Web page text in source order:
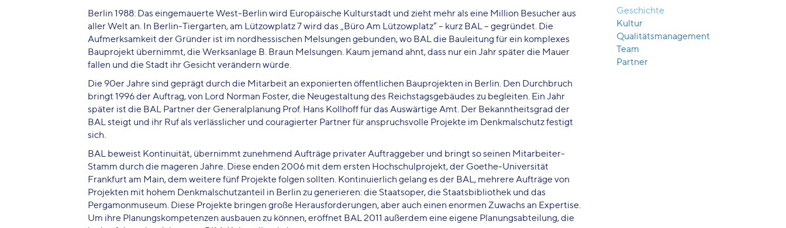
Berlin 1988: Das eingemauerte West-Berlin wird Europäische Kulturstadt und zieht mehr als eine Million Besucher aus
aller Welt an. In Berlin-Tiergarten, am Lützowplatz 7 wird das „Büro Am Lützowplatz“ – kurz BAL – gegründet. Die
Aufmerksamkeit der Gründer ist im nordhessischen Melsungen gebunden, wo BAL die Bauleitung für ein komplexes
Bauprojekt übernimmt, die Werksanlage B. Braun Melsungen. Kaum jemand ahnt, dass nur ein Jahr später die Mauer
fallen und die Stadt ihr Gesicht verändern würde.
Die 90er Jahre sind geprägt durch die Mitarbeit an exponierten öffentlichen Bauprojekten in Berlin. Den Durchbruch
bringt 1996 der Auftrag, von Lord Norman Foster, die Neugestaltung des Reichstagsgebäudes zu begleiten. Ein Jahr
später ist die BAL Partner der Generalplanung Prof. Hans Kollhoff für das Auswärtige Amt. Der Bekanntheitsgrad der
BAL steigt und ihr Ruf als verlässlicher und couragierter Partner für anspruchsvolle Projekte im Denkmalschutz festigt
sich.
BAL beweist Kontinuität, übernimmt zunehmend Aufträge privater Auftraggeber und bringt so seinen Mitarbeiter-
Stamm durch die mageren Jahre. Diese enden 2006 mit dem ersten Hochschulprojekt, der Goethe-Universität
Frankfurt am Main, dem weitere fünf Projekte folgen sollten. Kontinuierlich gelang es der BAL, mehrere Aufträge von
Projekten mit hohem Denkmalschutzanteil in Berlin zu generieren: die Staatsoper, die Staatsbibliothek und das
Pergamonmuseum. Diese Projekte bringen große Herausforderungen, aber auch einen enormen Zuwachs an Expertise.
Um ihre Planungskompetenzen ausbauen zu können, eröffnet BAL 2011 außerdem eine eigene Planungsabteilung, die
Geschichte
Kultur
Qualitätsmanagement
Team
Partner